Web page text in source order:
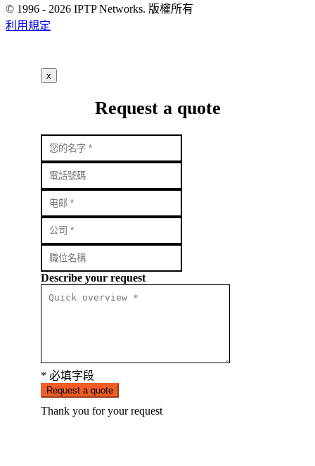
© 1996 - 2026 IPTP Networks. 版權所有
利用規定
x
Request a quote
Describe your request
* 必填字段
Request a quote
Thank you for your request